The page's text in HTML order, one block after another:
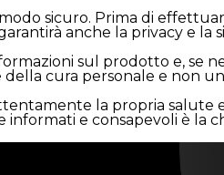
sicuro. Prima di
anche la privacy e la
sul prodotto e, se
della cura personale e non
la propria
e consapevoli è la